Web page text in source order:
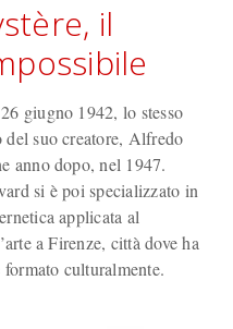
il
giugno 1942, lo stesso
suo creatore, Alfredo
anno dopo, nel 1947.
si è poi specializzato in
applicata al
a Firenze, città dove ha
culturalmente.